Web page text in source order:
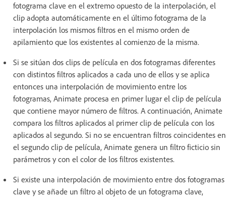
fotograma clave en el extremo opuesto de la interpolación, el
clip adopta automáticamente en el último fotograma de la
interpolación los mismos filtros en el mismo orden de
apilamiento que los existentes al comienzo de la misma.
Si se sitúan dos clips de película en dos fotogramas diferentes
con distintos filtros aplicados a cada uno de ellos y se aplica
entonces una interpolación de movimiento entre los
fotogramas, Animate procesa en primer lugar el clip de película
que contiene mayor número de filtros. A continuación, Animate
compara los filtros aplicados al primer clip de película con los
aplicados al segundo. Si no se encuentran filtros coincidentes en
el segundo clip de película, Animate genera un filtro ficticio sin
parámetros y con el color de los filtros existentes.
Si existe una interpolación de movimiento entre dos fotogramas
clave y se añade un filtro al objeto de un fotograma clave,